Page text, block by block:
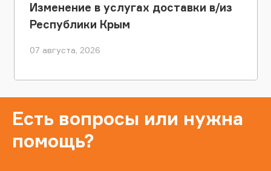
Изменение в услугах доставки в/из
Республики Крым
07 августа, 2026
Есть вопросы или нужна
помощь?